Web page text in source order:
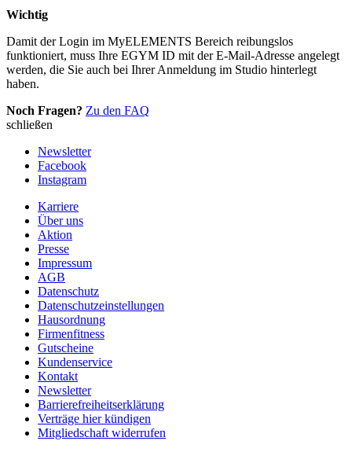
Wichtig
Damit der Login im MyELEMENTS Bereich reibungslos
funktioniert, muss Ihre EGYM ID mit der E-Mail-Adresse angelegt
werden, die Sie auch bei Ihrer Anmeldung im Studio hinterlegt
haben.
Noch Fragen? Zu den FAQ
schließen
Newsletter
Facebook
Instagram
Karriere
Über uns
Aktion
Presse
Impressum
AGB
Datenschutz
Datenschutzeinstellungen
Hausordnung
Firmenfitness
Gutscheine
Kundenservice
Kontakt
Newsletter
Barrierefreiheitserklärung
Verträge hier kündigen
Mitgliedschaft widerrufen